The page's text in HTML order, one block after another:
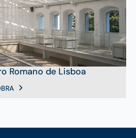
Romano de Lisboa